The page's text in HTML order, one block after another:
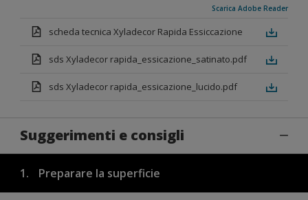
Scarica Adobe Reader
scheda tecnica Xyladecor Rapida Essiccazione
sds Xyladecor rapida_essicazione_satinato.pdf
sds Xyladecor rapida_essicazione_lucido.pdf
Suggerimenti e consigli
1. Preparare la superficie